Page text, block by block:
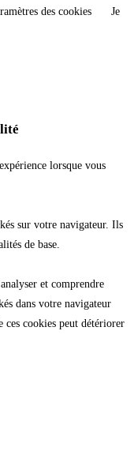
des cookies
Je
lorsque vous
sur votre navigateur. Ils
de base.
et comprendre
dans votre navigateur
ces cookies peut détériorer